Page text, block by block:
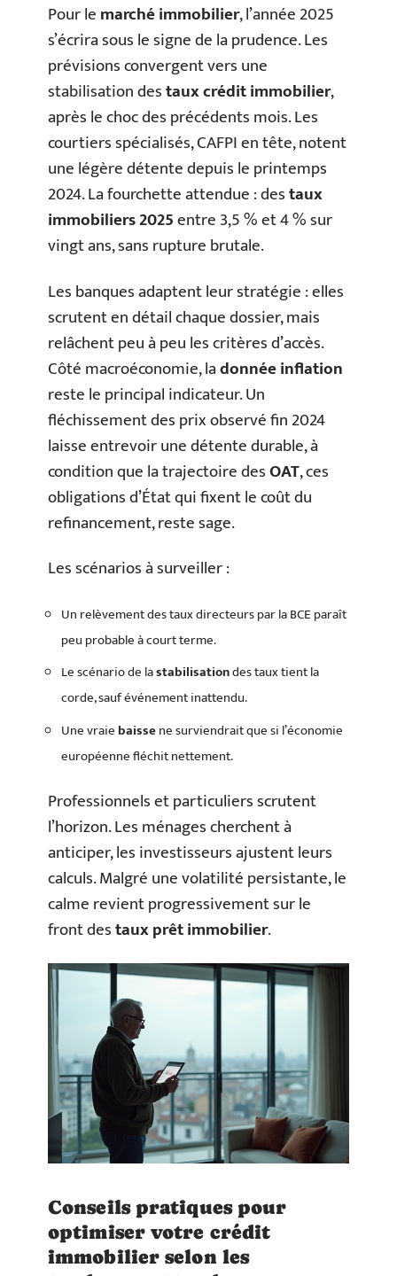
Pour lemarché immobilier, l’année 2025
s’écrira sous le signe de la prudence. Les
prévisions convergent vers une
stabilisation destaux crédit immobilier,
après le choc des précédents mois. Les
courtiers spécialisés, CAFPI en tête, notent
une légère détente depuis le printemps
2024. La fourchette attendue : destaux
immobiliers 2025entre 3,5 % et 4 % sur
vingt ans, sans rupture brutale.
Les banques adaptent leur stratégie : elles
scrutent en détail chaque dossier, mais
relâchent peu à peu les critères d’accès.
Côté macroéconomie, ladonnée inflation
reste le principal indicateur. Un
fléchissement des prix observé fin 2024
laisse entrevoir une détente durable, à
condition que la trajectoire desOAT, ces
obligations d’État qui fixent le coût du
refinancement, reste sage.
Les scénarios à surveiller :
Un relèvement des taux directeurs par la BCE paraît
peu probable à court terme.
Le scénario de lastabilisationdes taux tient la
corde, sauf événement inattendu.
Une vraie baissene surviendrait que si l’économie
européenne fléchit nettement.
Professionnels et particuliers scrutent
l’horizon. Les ménages cherchent à
anticiper, les investisseurs ajustent leurs
calculs. Malgré une volatilité persistante, le
calme revient progressivement sur le
front destaux prêt immobilier.
Conseils pratiques pour
optimiser votre crédit
immobilier selon les